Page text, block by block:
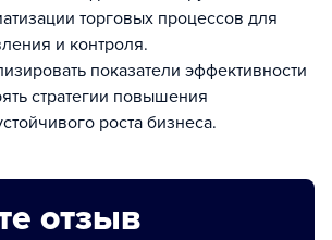
торговых процессов для
и контроля.
показатели эффективности
стратегии повышения
роста бизнеса.
отзыв